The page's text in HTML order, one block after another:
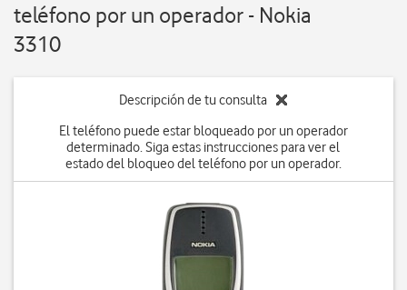
teléfono por un operador - Nokia
3310
Descripción de tu consulta
El teléfono puede estar bloqueado por un operador
determinado. Siga estas instrucciones para ver el
estado del bloqueo del teléfono por un operador.